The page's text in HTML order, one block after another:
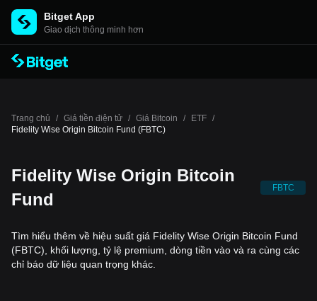
Bitget App
Giao dịch thông minh hơn
Trang chủ / Giá tiền điện tử / Giá Bitcoin / ETF /
Fidelity Wise Origin Bitcoin Fund (FBTC)
Fidelity Wise Origin Bitcoin
Fund
FBTC
Tìm hiểu thêm về hiệu suất giá Fidelity Wise Origin Bitcoin Fund
(FBTC), khối lượng, tỷ lệ premium, dòng tiền vào và ra cùng các
chỉ báo dữ liệu quan trọng khác.